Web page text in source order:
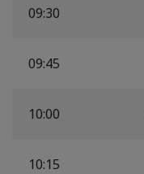
09:30
09:45
10:00
10:15